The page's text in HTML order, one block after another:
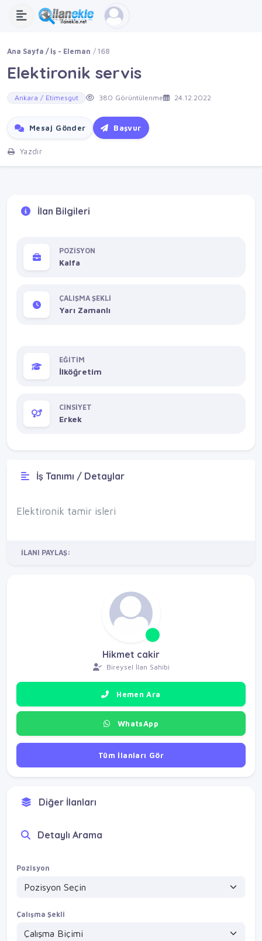
Ana Sayfa İş - Eleman 168
Elektironik servis
Ankara / Etimesgut 380 Görüntülenme 24.12.2022
Mesaj Gönder Başvur
Yazdır
İlan Bilgileri
POZİSYON
Kalfa
ÇALIŞMA ŞEKLİ
Yarı Zamanlı
EĞİTİM
İlköğretim
CİNSİYET
Erkek
İş Tanımı / Detaylar
Elektironik tamir isleri
İLANI PAYLAŞ:
Hikmet cakir
Bireysel İlan Sahibi
Hemen Ara
WhatsApp
Tüm İlanları Gör
Diğer İlanları
Detaylı Arama
Pozisyon
Çalışma Şekli